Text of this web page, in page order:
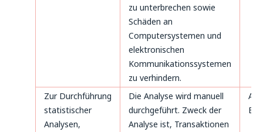
zu unterbrechen sowie
Schäden an
Computersystemen und
elektronischen
Kommunikationssystemen
zu verhindern.
Zur Durchführung
statistischer
Analysen,
Die Analyse wird manuell
durchgeführt. Zweck der
Analyse ist, Transaktionen
B.